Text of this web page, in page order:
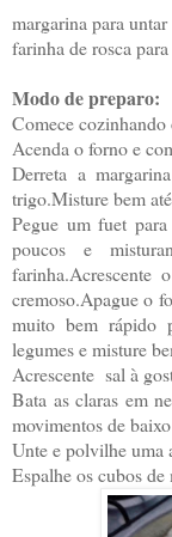
margarina para untar
farinha de rosca
Modo de preparo:
Comece cozinhando
Acenda o forno e
Derreta a
trigo.Misture bem
Pegue um fuet
poucos e
farinha.Acrescente
cremoso.Apague o
muito bem rápido
legumes e misture
Acrescente sal à
Bata as claras em
movimentos de
Unte e polvilhe uma
Espalhe os cubos